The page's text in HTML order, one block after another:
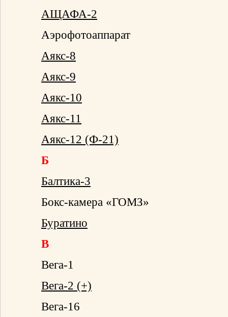
АЩАФА-2
Аэрофотоаппарат
Аякс-8
Аякс-9
Аякс-10
Аякс-11
Аякс-12 (Ф-21)
Б
Балтика-3
Бокс-камера «ГОМЗ»
Буратино
В
Вега-1
Вега-2 (+)
Вега-16